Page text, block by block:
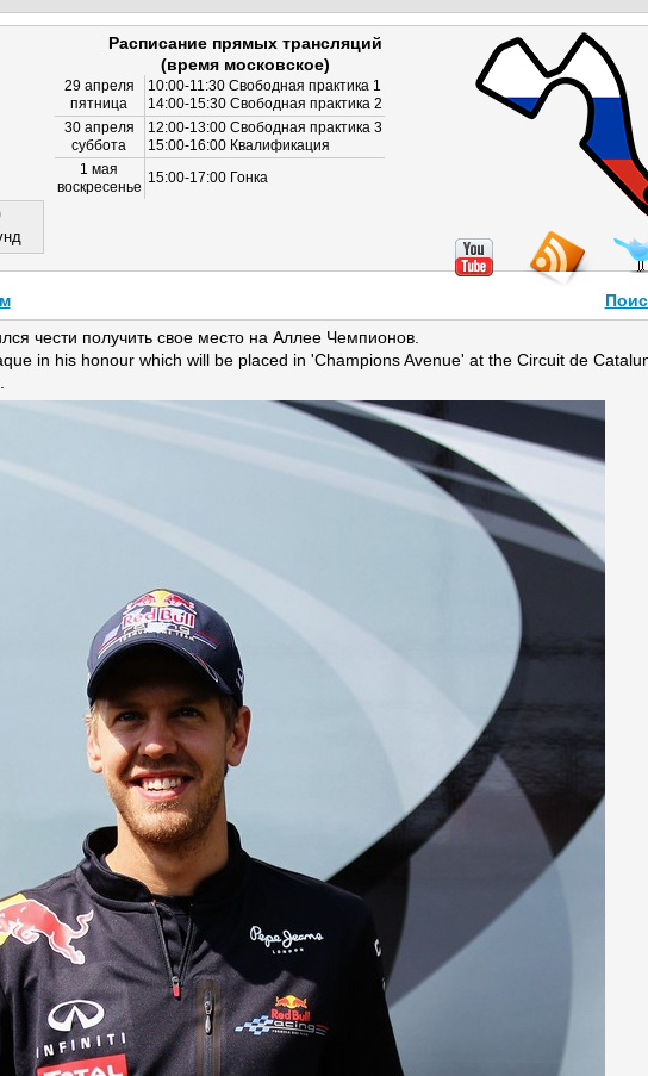
чести получить свое место на Аллее Чемпионов.
in his honour which will be placed in 'Champions Avenue' at the Circuit de
Расписание прямых трансляций
(время московское)
29 апреля
пятница
10:00-11:30 Свободная практика 1
14:00-15:30 Свободная практика 2
30 апреля
суббота
12:00-13:00 Свободная практика 3
15:00-16:00 Квалификация
1 мая
воскресенье
15:00-17:00 Гонка